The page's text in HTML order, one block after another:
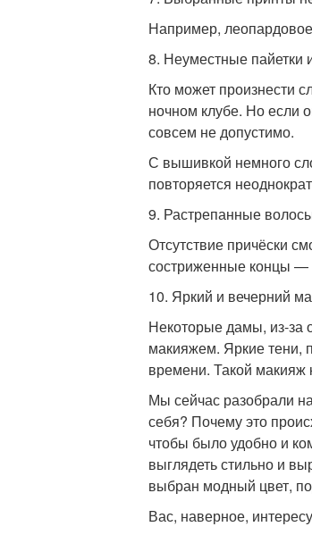
Например,
8. Неуместные пайетки
Кто может произнести
ночном клубе. Но если
совсем не допустимо.
С вышивкой немного
повторяется
9. Растрепанные
Отсутствие причёски
состриженные концы —
10. Яркий и вечерний
Некоторые дамы, из-за
макияжем. Яркие тени,
времени. Такой макияж
Мы сейчас разобрали
себя? Почему это
чтобы было удобно и
выглядеть стильно и
выбран модный цвет,
Вас, наверное,